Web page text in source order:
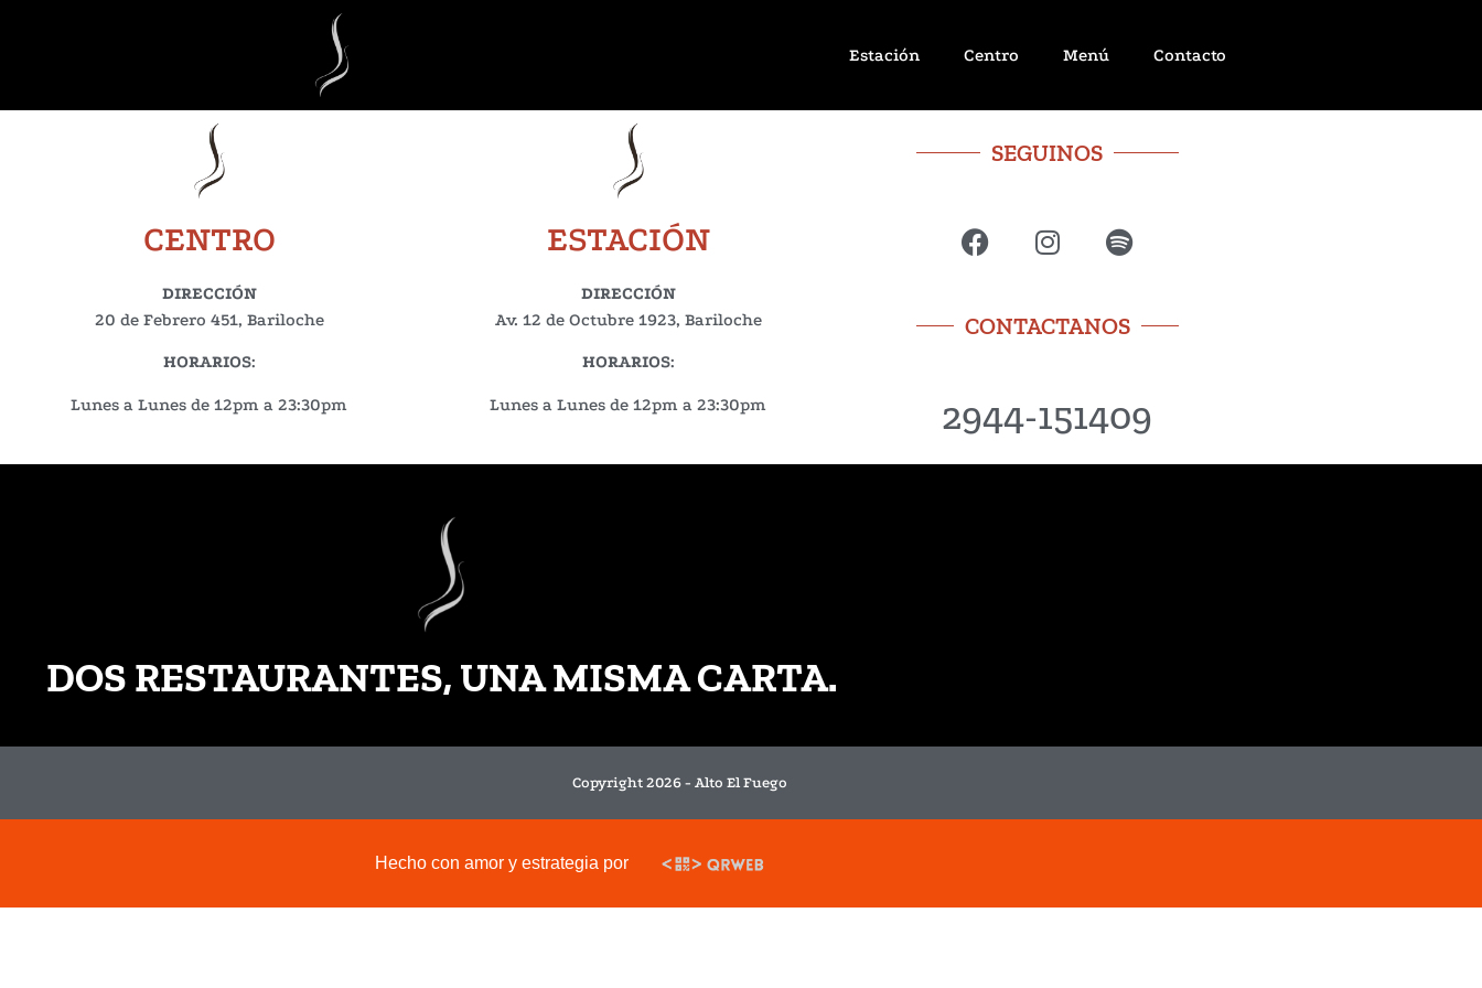
Estación Centro Menú Contacto
CENTRO
DIRECCIÓN
20 de Febrero 451, Bariloche
HORARIOS:
Lunes a Lunes de 12pm a 23:30pm
ESTACIÓN
DIRECCIÓN
Av. 12 de Octubre 1923, Bariloche
HORARIOS:
Lunes a Lunes de 12pm a 23:30pm
SEGUINOS
CONTACTANOS
2944-151409
DOS RESTAURANTES, UNA MISMA CARTA.
Copyright 2026 - Alto El Fuego
Hecho con amor y estrategia por